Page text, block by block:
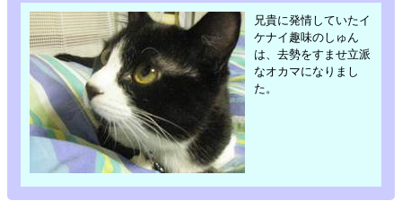
兄貴に発情していたイ
ケナイ趣味のしゅん
は、去勢をすませ立派
なオカマになりまし
た。